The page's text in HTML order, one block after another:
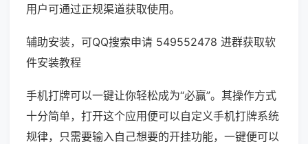
用户可通过正规渠道获取使用。
辅助安装，可QQ搜索申请 549552478 进群获取软
件安装教程
手机打牌可以一键让你轻松成为“必赢”。其操作方式
十分简单，打开这个应用便可以自定义手机打牌系统
规律，只需要输入自己想要的开挂功能，一键便可以